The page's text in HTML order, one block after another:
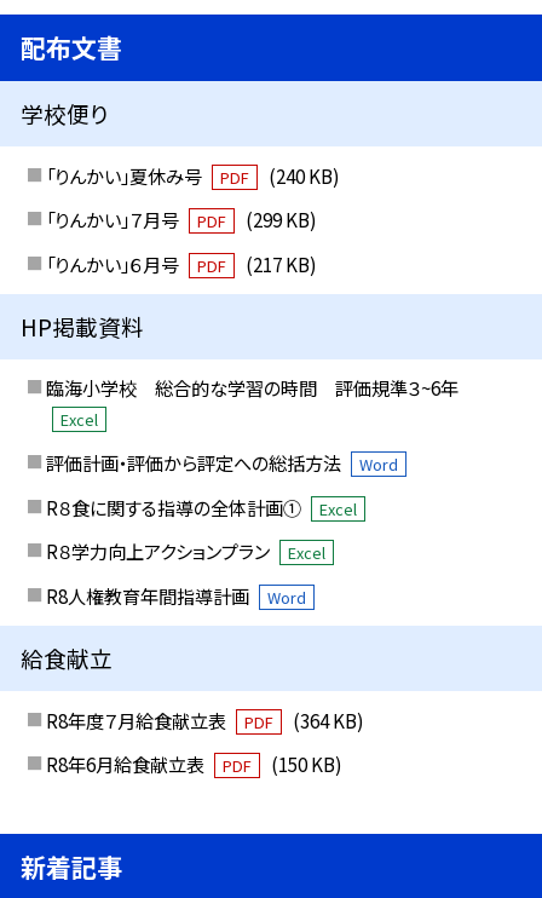
配布文書
学校便り
「りんかい」夏休み号 PDF
(240 KB)
「りんかい」７月号
PDF
(299 KB)
「りんかい」６月号
PDF (217 KB)
HP掲載資料
臨海小学校 総合的な学習の時間 評価規準３~6年
Excel
評価計画・評価から評定への総括方法 Word
R８食に関する指導の全体計画① Excel
R８学力向上アクションプラン Excel
R8人権教育年間指導計画 Word
給食献立
R8年度７月給食献立表 PDF
(364 KB)
R8年6月給食献立表
PDF (150 KB)
新着記事